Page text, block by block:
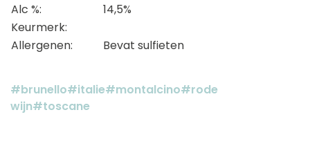
Alc %:
14,5%
Keurmerk:
Allergenen:
Bevat sulfieten
#brunello#italie#montalcino#rode
wijn#toscane